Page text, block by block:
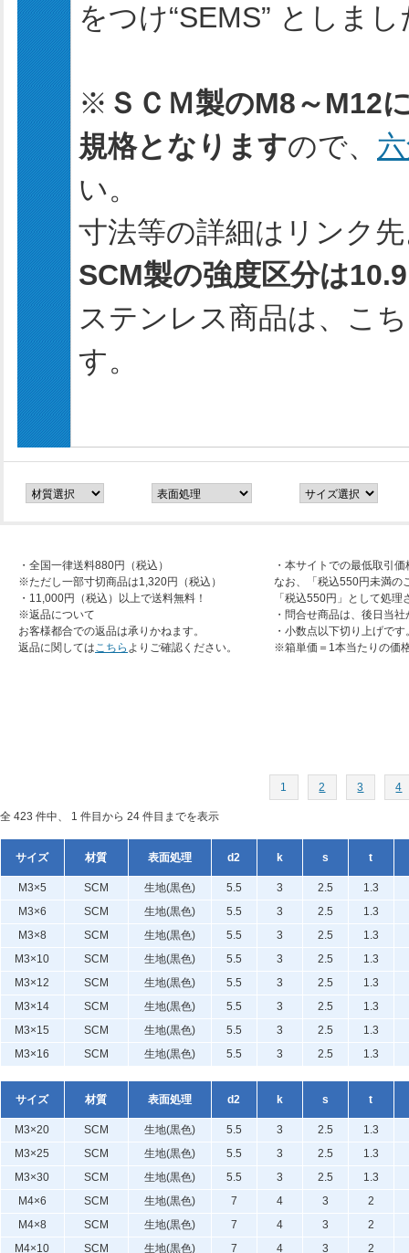
をつけ“SEMS” としま
※ ＳＣＭ製のM8～M12
規格となりますので、
い。
寸法等の詳細はリンク
SCM製の強度区分は
ステンレス商品は、こ
す。
・全国一律送料880円（税込）
※ただし一部寸切商品は1,320円（税込）
・11,000円（税込）以上で送料無料！
※返品について
お客様都合での返品は承りかねます。
返品に関してはこちら よりご確認ください。
・本サイトでの最低取引
なお、「税込550円未満の
「税込550円」として処
・問合せ商品は、後日当
・小数点以下切り上げです
※箱単価＝1本当たりの価
1 2 3 4
全 423 件中、 1 件目から 24 件目までを表示
サイズ 材質 表面処理 d2 k s t
M3×5 SCM 生地(黒色) 5.5 3 2.5
1.3
M3×6
SCM 生地(黒色) 5.5 3 2.5
1.3
M3×8
SCM 生地(黒色) 5.5 3 2.5
1.3
M3×10
SCM 生地(黒色) 5.5 3 2.5
1.3
M3×12
SCM 生地(黒色) 5.5 3 2.5
1.3
M3×14
SCM 生地(黒色) 5.5 3 2.5
1.3
M3×15
SCM 生地(黒色) 5.5 3 2.5
1.3
M3×16
SCM 生地(黒色) 5.5 3 2.5 1.3
サイズ 材質 表面処理 d2 k s t
M3×20 SCM 生地(黒色) 5.5 3 2.5
1.3
M3×25
SCM 生地(黒色) 5.5 3 2.5
1.3
M3×30
SCM 生地(黒色) 5.5 3 2.5
1.3
M4×6
SCM 生地(黒色) 7 4 3
2
M4×8
SCM 生地(黒色) 7 4 3
2
M4×10
SCM 生地(黒色) 7 4 3 2